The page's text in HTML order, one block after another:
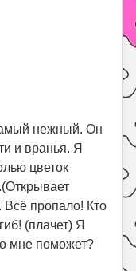
нежный. Он
и вранья. Я
цветок
Всё пропало! Кто
(плачет) Я
мне поможет?